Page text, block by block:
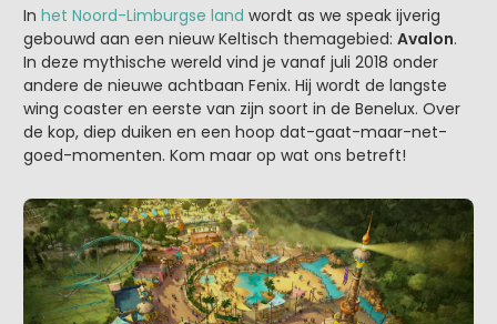
In het Noord-Limburgse land wordt as we speak ijverig
gebouwd aan een nieuw Keltisch themagebied: Avalon.
In deze mythische wereld vind je vanaf juli 2018 onder
andere de nieuwe achtbaan Fenix. Hij wordt de langste
wing coaster en eerste van zijn soort in de Benelux. Over
de kop, diep duiken en een hoop dat-gaat-maar-net-
goed-momenten. Kom maar op wat ons betreft!